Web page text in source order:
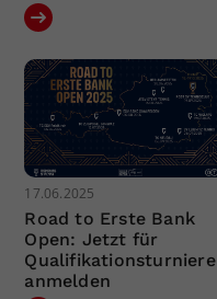
17.06.2025
Road to Erste Bank
Open: Jetzt für
Qualifikationsturniere
anmelden